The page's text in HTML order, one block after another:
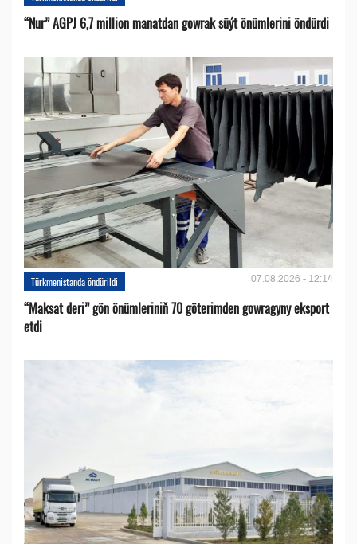
“Nur” AGPJ 6,7 million manatdan gowrak süýt önümlerini öndürdi
Türkmenistanda öndürildi 07.08.2026 - 12:14
“Maksat deri” gön önümleriniň 70 göterimden gowragyny eksport
etdi